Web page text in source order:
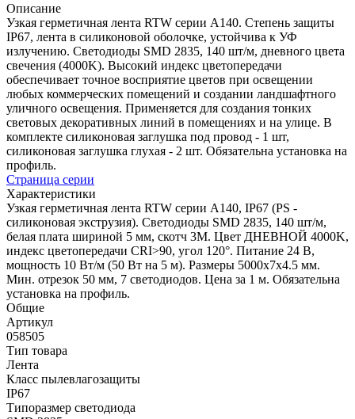
Описание
Узкая герметичная лента RTW серии A140. Степень защиты
IP67, лента в силиконовой оболочке, устойчива к УФ
излучению. Светодиоды SMD 2835, 140 шт/м, дневного цвета
свечения (4000K). Высокий индекс цветопередачи
обеспечивает точное восприятие цветов при освещении
любых коммерческих помещений и создании ландшафтного
уличного освещения. Применяется для создания тонких
световых декоративных линий в помещениях и на улице. В
комплекте силиконовая заглушка под провод - 1 шт,
силиконовая заглушка глухая - 2 шт. Обязательна установка на
профиль.
Страница серии
Характеристики
Узкая герметичная лента RTW серии A140, IP67 (PS -
силиконовая экструзия). Светодиоды SMD 2835, 140 шт/м,
белая плата шириной 5 мм, скотч 3M. Цвет ДНЕВНОЙ 4000K,
индекс цветопередачи CRI>90, угол 120°. Питание 24 В,
мощность 10 Вт/м (50 Вт на 5 м). Размеры 5000x7x4.5 мм.
Мин. отрезок 50 мм, 7 светодиодов. Цена за 1 м. Обязательна
установка на профиль.
Общие
Артикул
058505
Тип товара
Лента
Класс пылевлагозащиты
IP67
Типоразмер светодиода